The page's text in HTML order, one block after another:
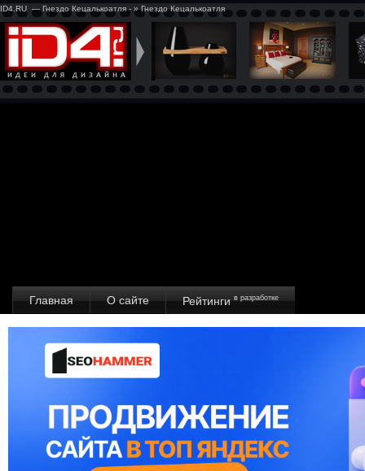
ID4.RU — Гнездо Кецалькоатля - » Гнездо Кецалькоатля
Главная О сайте Рейтинги в разработке